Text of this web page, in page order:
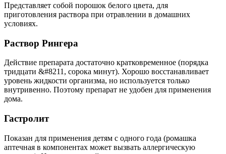
Представляет собой порошок белого цвета, для
приготовления раствора при отравлении в домашних
условиях.
Раствор Рингера
Действие препарата достаточно кратковременное (порядка
тридцати &#8211, сорока минут). Хорошо восстанавливает
уровень жидкости организма, но используется только
внутривенно. Поэтому препарат не удобен для применения
дома.
Гастролит
Показан для применения детям с одного года (ромашка
аптечная в компонентах может вызвать аллергическую